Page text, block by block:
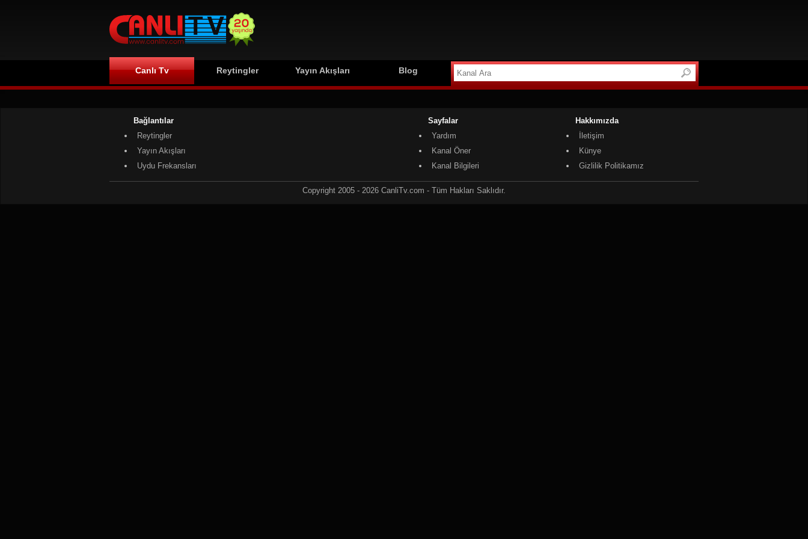
Canlı Tv Reytingler Yayın Akışları Blog
Bağlantılar
Reytingler
Yayın Akışları
Uydu Frekansları
Sayfalar
Yardım
Kanal Öner
Kanal Bilgileri
Hakkımızda
İletişim
Künye
Gizlilik Politikamız
Copyright 2005 - 2026 CanliTv.com - Tüm Hakları Saklıdır.